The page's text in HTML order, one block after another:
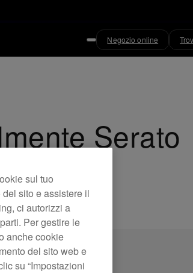
Negozio online
Serato
sul tuo
sito e assistere il
ci autorizzi a
Per gestire le
anche cookie
del sito web e
su “Impostazioni